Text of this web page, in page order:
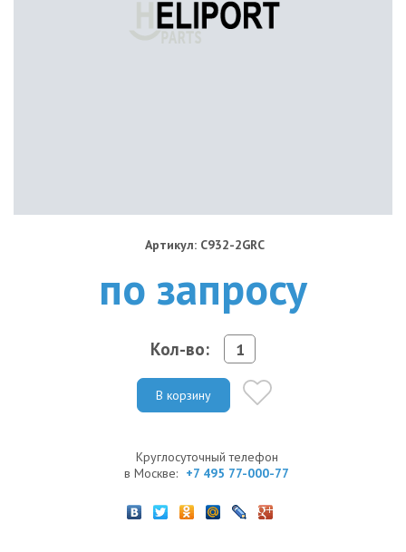
Артикул: C932-2GRC
по запросу
Кол-во:
В корзину
Круглосуточный телефон
в Москве: +7 495 77-000-77